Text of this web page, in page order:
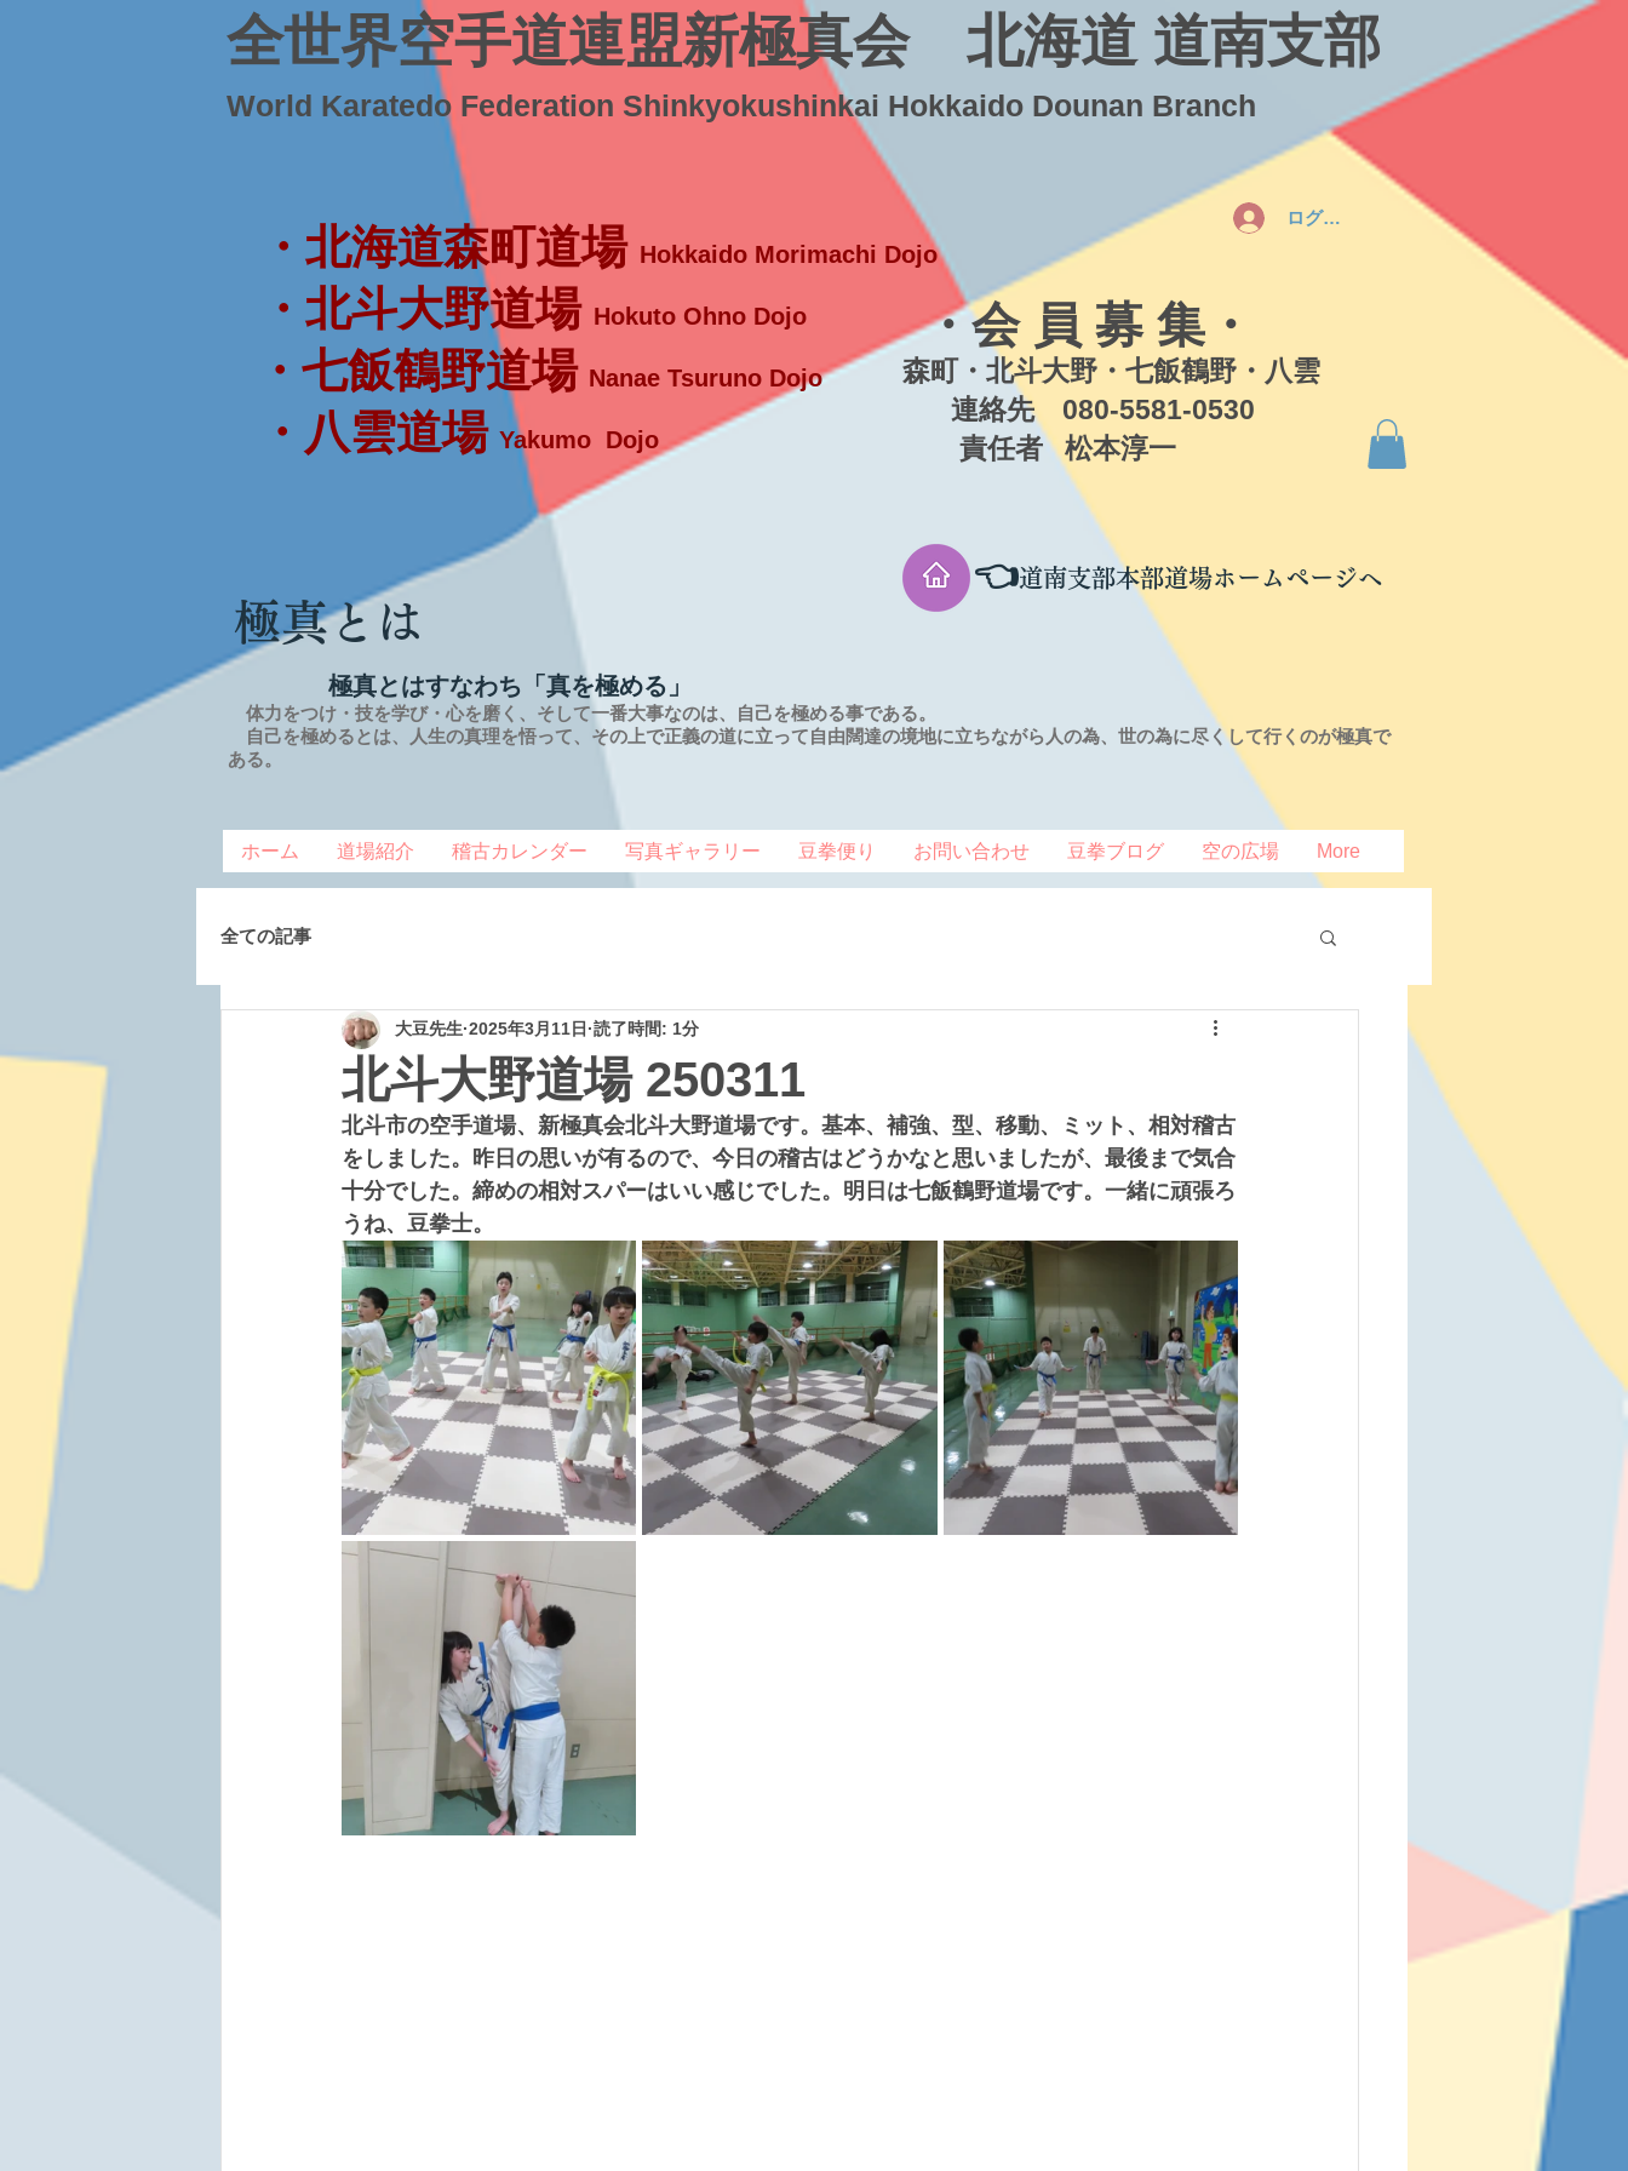
全世界空手道連盟新極真会 北海道 道南支部
World Karatedo Federation Shinkyokushinkai Hokkaido Dounan Branch
ログイン
・会 員 募 集・
森町・北斗大野・七飯鶴野・八雲
連絡先 080-5581-0530
責任者 松本淳一
・北海道森町道場 Hokkaido Morimachi Dojo
・北斗大野道場 Hokuto Ohno Dojo
・七飯鶴野道場 Nanae Tsuruno Dojo
・八雲道場 Yakumo Dojo
極真とは
👈道南支部本部道場ホームページへ
極真とはすなわち「真を極める」
体力をつけ・技を学び・心を磨く、そして一番大事なのは、自己を極める事である。
自己を極めるとは、
人生の真理を悟って、その上で正義の道に立って自由闊達の境地に立ちながら人の為、世の為に尽くして行くのが極真で
ある。
ホーム 道場紹介 稽古カレンダー 写真ギャラリー 豆拳便り お問い合わせ 豆拳ブログ 空の広場 More
全ての記事
北斗大野道場 250311
大豆先生 2025年3月11日 読了時間: 1分
北斗市の空手道場、新極真会北斗大野道場です。基本、補強、型、移動、ミット、相対稽古
をしました。昨日の思いが有るので、今日の稽古はどうかなと思いましたが、最後まで気合
十分でした。締めの相対スパーはいい感じでした。明日は七飯鶴野道場です。一緒に頑張ろ
うね、豆拳士。